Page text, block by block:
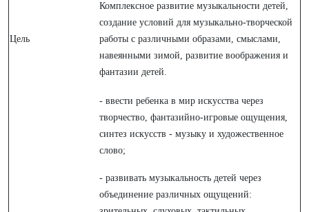
Цель
Комплексное развитие музыкальности детей,
создание условий для музыкально-творческой
работы с различными образами, смыслами,
навеянными зимой, развитие воображения и
фантазии детей.
- ввести ребенка в мир искусства через
творчество, фантазийно-игровые ощущения,
синтез искусств - музыку и художественное
слово;
- развивать музыкальность детей через
объединение различных ощущений: